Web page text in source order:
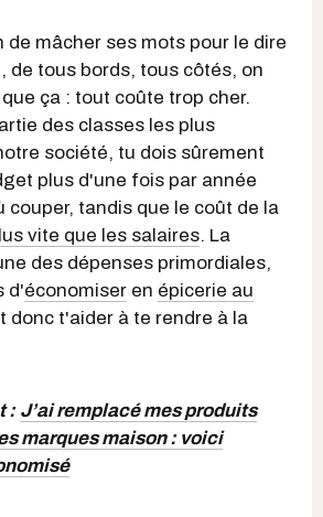
de mâcher ses mots pour le dire
de tous bords, tous côtés, on
ça : tout coûte trop cher.
des classes les plus
société, tu dois sûrement
plus d'une fois par année
couper, tandis que le coût de la
vite que les salaires. La
des dépenses primordiales,
d'économiser en épicerie au
donc t'aider à te rendre à la
: J’ai remplacé mes produits
marques maison : voici